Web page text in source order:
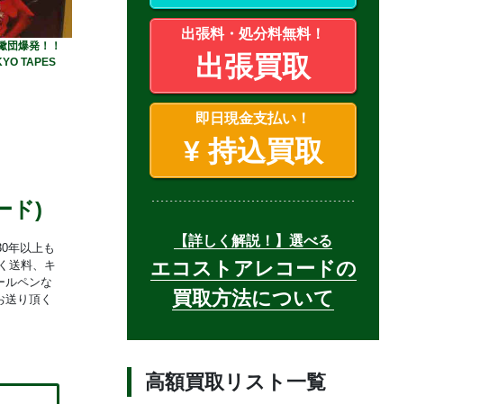
団爆発！！
TAPES
ド)
年以上も
送料、キ
ルペンな
り頂く
出張料・処分料無料！
出張買取
即日現金支払い！
¥持込買取
【詳しく解説！】選べる
エコストアレコードの
買取方法について
高額買取リスト一覧